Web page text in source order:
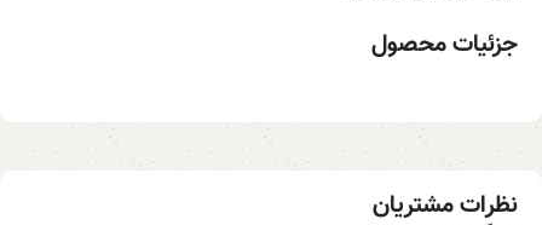
جزئیات محصول
نظرات مشتریان